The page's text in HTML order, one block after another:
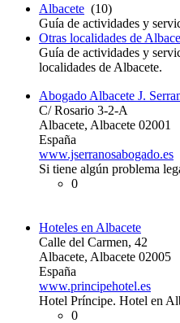
Albacete (10)
Guía de actividades y
Otras localidades de
Guía de actividades y
localidades de Albacete.
Abogado Albacete J.
C/ Rosario 3-2-A
Albacete, Albacete 02001
España
www.jserranosabogado.es
Si tiene algún problema
0
Hoteles en Albacete
Calle del Carmen, 42
Albacete, Albacete 02005
España
www.principehotel.es
Hotel Príncipe. Hotel en
0